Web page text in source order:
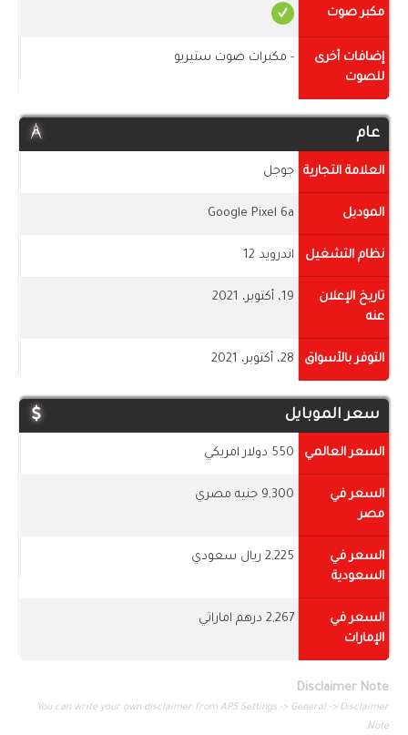
مكبر صوت
إضافات أخرى
للصوت
- مكبرات صوت ستيريو
عام
العلامة التجارية جوجل
الموديل Google Pixel 6a
نظام التشغيل اندرويد 12
تاريخ الإعلان
عنه
19، أكتوبر، 2021
التوفر بالأسواق 28، أكتوبر، 2021
سعر الموبايل
السعر العالمي 550 دولار امريكي
السعر في
مصر
9,300 جنيه مصري
السعر في
السعودية
2,225 ريال سعودي
السعر في
الإمارات
2,267 درهم اماراتي
Disclaimer Note
You can write your own disclaimer from APS Settings -> General -> Disclaimer
Note.